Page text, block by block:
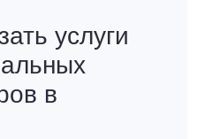
услуги
в